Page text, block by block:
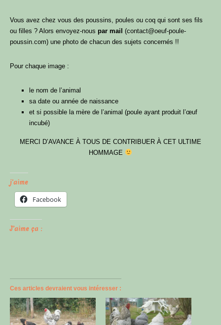
Vous avez chez vous des poussins, poules ou coq qui sont ses fils
ou filles ? Alors envoyez-nous par mail (contact@oeuf-poule-
poussin.com) une photo de chacun des sujets concernés !!
Pour chaque image :
le nom de l’animal
sa date ou année de naissance
et si possible la mère de l’animal (poule ayant produit l’œuf
incubé)
MERCI D’AVANCE À TOUS DE CONTRIBUER À CET ULTIME
HOMMAGE
j'aime
Facebook
J’aime ça :
Ces articles devraient vous intéresser :